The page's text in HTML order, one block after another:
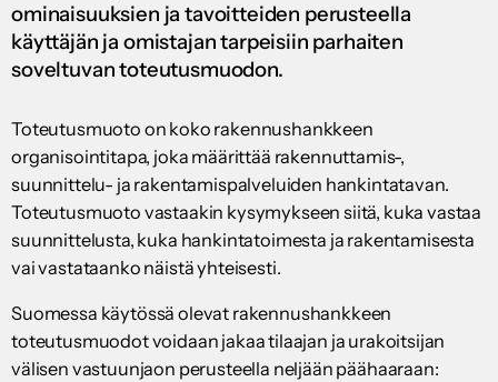
ominaisuuksien ja tavoitteiden perusteella
käyttäjän ja omistajan tarpeisiin parhaiten
soveltuvan toteutusmuodon.
Toteutusmuoto on koko rakennushankkeen
organisointitapa, joka määrittää rakennuttamis-,
suunnittelu- ja rakentamispalveluiden hankintatavan.
Toteutusmuoto vastaakin kysymykseen siitä, kuka vastaa
suunnittelusta, kuka hankintatoimesta ja rakentamisesta
vai vastataanko näistä yhteisesti.
Suomessa käytössä olevat rakennushankkeen
toteutusmuodot voidaan jakaa tilaajan ja urakoitsijan
välisen vastuunjaon perusteella neljään päähaaraan: